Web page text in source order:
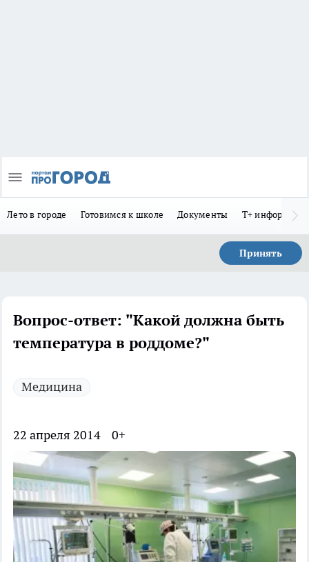
Лето в городе Готовимся к школе Документы Т+
Принять
Вопрос-ответ: "Какой должна быть
температура в роддоме?"
Медицина
22 апреля 2014 0+